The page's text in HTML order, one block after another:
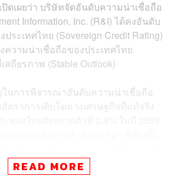
ดเผยว่า บริษัทจัดอันดับความน่าเชื่อถือ
Information, Inc. (R&I) ได้คงอันดับ
ระเทศไทย (Sovereign Credit Rating)
วามน่าเชื่อถือของประเทศไทย
สถียรภาพ (Stable Outlook)
นการพิจารณาอันดับความน่าเชื่อถือ
ตราการเติบโตทางเศรษฐกิจที่แท้จริง
Tariff) ของสหรัฐฯ
READ MORE